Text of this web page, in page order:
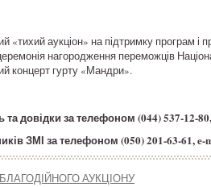
«тихий аукціон» на підтримку програм і
нагородження переможців
концерт гурту «Мандри».
довідки за телефоном (044) 537-12-
ЗМІ за телефоном (050) 201-63-61, e-
АУКЦІОНУ